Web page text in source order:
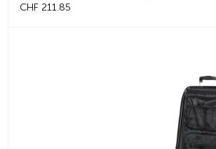
CHF 211.85